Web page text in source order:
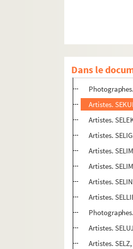
Dans le
Artistes.
Artistes. SEKA
Artistes.
Artistes.
Artistes.
Artistes.
Artistes.
Artistes.
Artistes.
Artistes.
Artistes.
Artistes.